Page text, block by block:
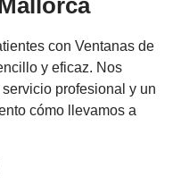
con Ventanas de
y eficaz. Nos
profesional y un
cómo llevamos a